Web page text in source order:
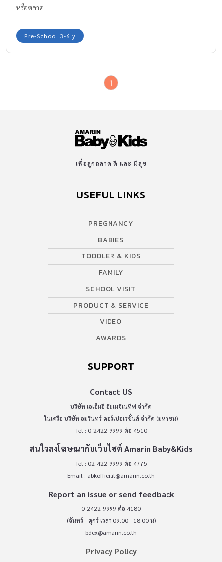
หรือตลาด
Pre-School 3-6 y
1
เพื่อลูกฉลาด ดี และ มีสุข
USEFUL LINKS
PREGNANCY
BABIES
TODDLER & KIDS
FAMILY
SCHOOL VISIT
PRODUCT & SERVICE
VIDEO
AWARDS
SUPPORT
Contact US
บริษัท เอเอ็มอี อิมเมจิเนทีฟ จำกัด
ในเครือ บริษัท อมรินทร์ คอร์เปอเรชั่นส์ จำกัด (มหาชน)
Tel : 0-2422-9999 ต่อ 4510
สนใจลงโฆษณากับเว็บไซต์ Amarin Baby&Kids
Tel : 02-422-9999 ต่อ 4775
Email : abkofficial@amarin.co.th
Report an issue or send feedback
0-2422-9999 ต่อ 4180
(จันทร์ - ศุกร์ เวลา 09.00 - 18.00 น)
bdcx@amarin.co.th
Privacy Policy